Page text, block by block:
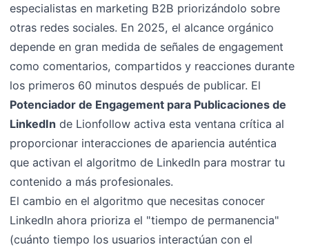
especialistas en marketing B2B priorizándolo sobre
otras redes sociales. En 2025, el alcance orgánico
depende en gran medida de señales de engagement
como comentarios, compartidos y reacciones durante
los primeros 60 minutos después de publicar. El
Potenciador de Engagement para Publicaciones de
LinkedIn de Lionfollow activa esta ventana crítica al
proporcionar interacciones de apariencia auténtica
que activan el algoritmo de LinkedIn para mostrar tu
contenido a más profesionales.
El cambio en el algoritmo que necesitas conocer
LinkedIn ahora prioriza el "tiempo de permanencia"
(cuánto tiempo los usuarios interactúan con el